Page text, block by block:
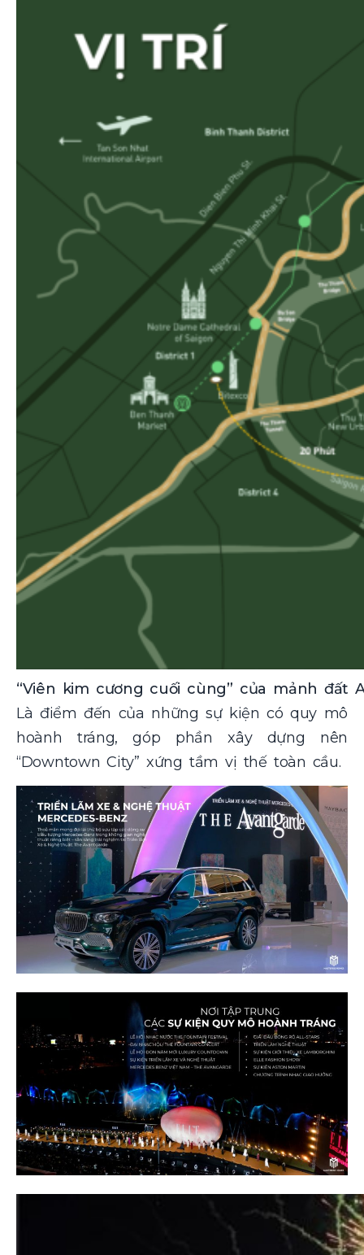
“Viên kim cương cuối cùng” của mảnh đất
Là điểm đến của những sự kiện có quy mô
hoành tráng, góp phần xây dựng nên
“Downtown City” xứng tầm vị thế toàn cầu.